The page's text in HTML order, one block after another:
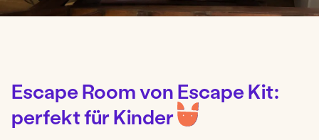
Escape Room von Escape Kit:
perfekt für Kinder